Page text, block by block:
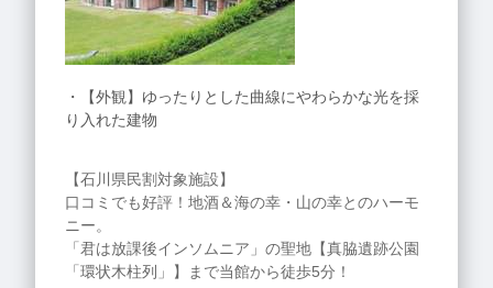
・【外観】ゆったりとした曲線にやわらかな光を採
り入れた建物
【石川県民割対象施設】
口コミでも好評！地酒＆海の幸・山の幸とのハーモ
ニー。
「君は放課後インソムニア」の聖地【真脇遺跡公園
「環状木柱列」】まで当館から徒歩5分！